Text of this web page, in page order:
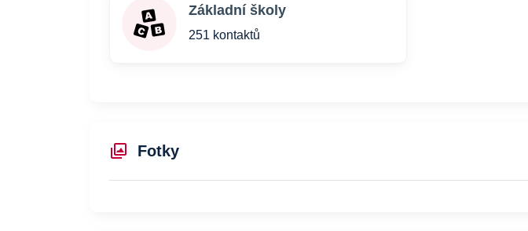
Základní školy
251 kontaktů
Fotky